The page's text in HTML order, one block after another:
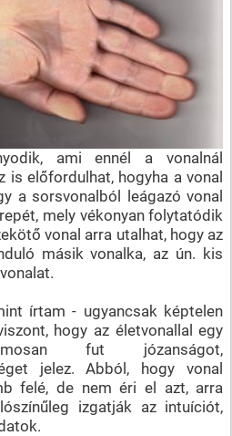
ami ennél a vonalnál
is előfordulhat, hogyha a vonal
a sorsvonalból leágazó vonal
mely vékonyan folytatódik
vonal arra utalhat, hogy az
másik vonalka, az ún. kis
írtam - ugyancsak képtelen
hogy az életvonallal egy
fut józanságot,
jelez. Abból, hogy vonal
felé, de nem éri el azt, arra
izgatják az intuíciót,